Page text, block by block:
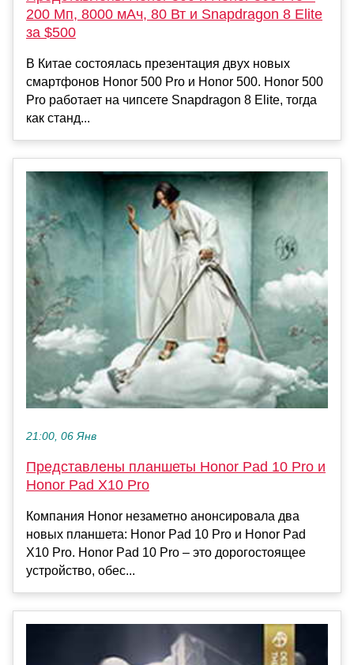
200 Мп, 8000 мАч, 80 Вт и Snapdragon 8 Elite
за $500
В Китае состоялась презентация двух новых
смартфонов Honor 500 Pro и Honor 500. Honor 500
Pro работает на чипсете Snapdragon 8 Elite, тогда
как станд...
21:00, 06 Янв
Представлены планшеты Honor Pad 10 Pro и
Honor Pad X10 Pro
Компания Honor незаметно анонсировала два
новых планшета: Honor Pad 10 Pro и Honor Pad
X10 Pro. Honor Pad 10 Pro – это дорогостоящее
устройство, обес...